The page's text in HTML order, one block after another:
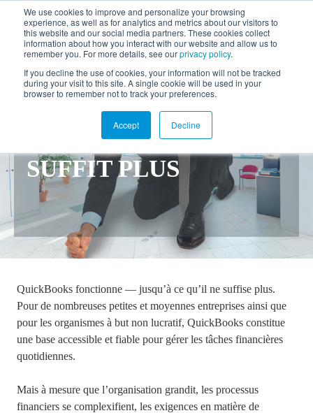
We use cookies to improve and personalize your browsing
experience, as well as for analytics and metrics about our visitors to
this website and our social media partners. These cookies collect
information about how you interact with our website and allow us to
remember you. For more details, see ourprivacy policy.
If you decline the use of cookies, your information will not be tracked
during your visit to this site. A single cookie will be used in your
browser to remember not to track your preferences.
Accept Decline
EN
TOUT CE QU’IL FAUT
SAVOIR LORSQUE
QUICKBOOKS NE
SUFFIT PLUS
QuickBooks fonctionne — jusqu’à ce qu’il ne suffise plus.
Pour de nombreuses petites et moyennes entreprises ainsi que
pour les organismes à but non lucratif, QuickBooks constitue
une base accessible et fiable pour gérer les tâches financières
quotidiennes.
Mais à mesure que l’organisation grandit, les processus
financiers se complexifient, les exigences en matière de